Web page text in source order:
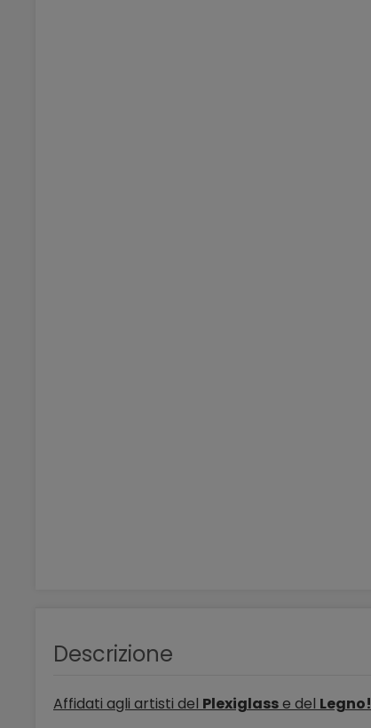
Descrizione
Affidati agli artisti del Plexiglasse del Legno!